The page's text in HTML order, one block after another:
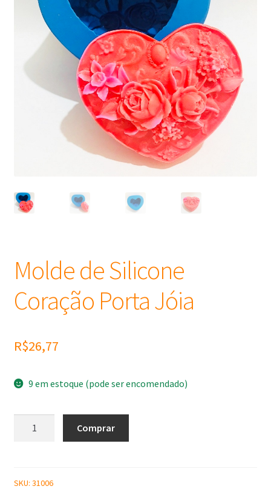
Extratos
Matéria Prima
Corante, Pigmento e Óxido
Óleos
Molde de Silicone
Coração Porta Jóia
R$26,77
9 em estoque (pode ser encomendado)
Porta
Comprar
SKU: 31006